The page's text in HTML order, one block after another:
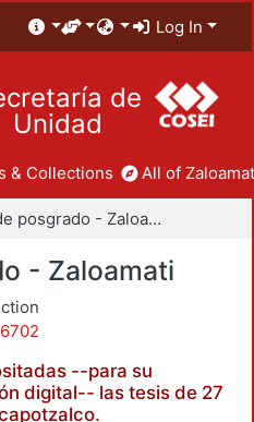
Log In
de
Unidad
& Collections All of
Tesis de posgrado - Zaloamati
- Zaloamati
--para su
digital-- las tesis de 27